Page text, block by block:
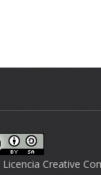
Licencia Creative